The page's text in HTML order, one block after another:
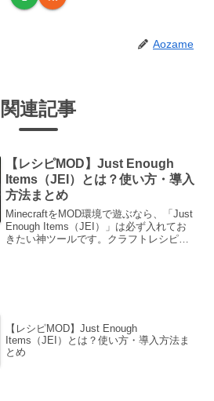
Aozame
関連記事
【レシピMOD】Just Enough
Items（JEI）とは？使い方・導入
方法まとめ
MinecraftをMOD環境で遊ぶなら、「Just
Enough Items（JEI）」は必ず入れてお
きたい神ツールです。クラフトレシピや
【レシピMOD】Just Enough
Items（JEI）とは？使い方・導入方法ま
とめ